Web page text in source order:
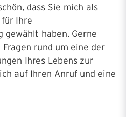
dass Sie mich als
Ihre
gewählt haben. Gerne
rund um eine der
Ihres Lebens zur
auf Ihren Anruf und eine